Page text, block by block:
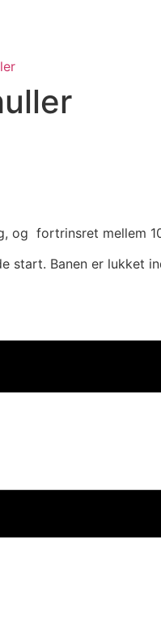
og fortrinsret mellem
start. Banen er lukket